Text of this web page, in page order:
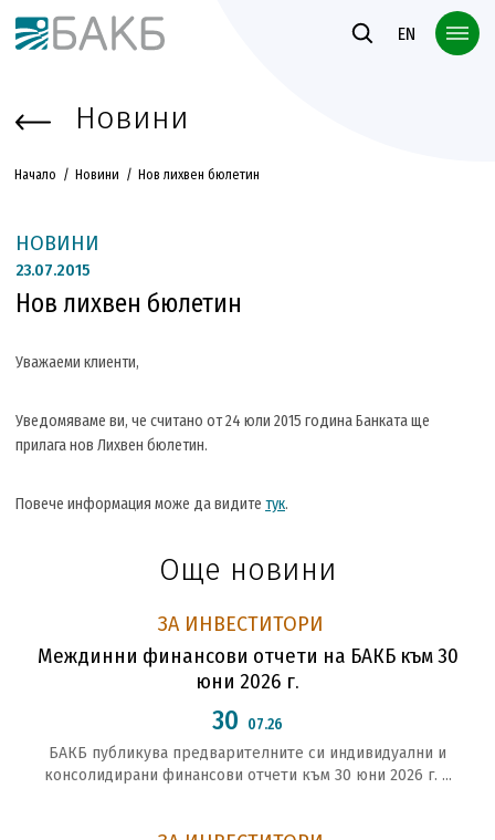
Към основното съдържание
EN
Новини
Начало Новини Нов лихвен бюлетин
НОВИНИ
23.07.2015
Нов лихвен бюлетин
Уважаеми клиенти,
Уведомяваме ви, че считано от 24 юли 2015 година Банката ще
прилага нов Лихвен бюлетин.
Повече информация може да видите тук.
Още новини
ЗА ИНВЕСТИТОРИ
Междинни финансови отчети на БАКБ към 30
юни 2026 г.
30 07.26
БАКБ публикува предварителните си индивидуални и
консолидирани финансови отчети към 30 юни 2026 г. ...